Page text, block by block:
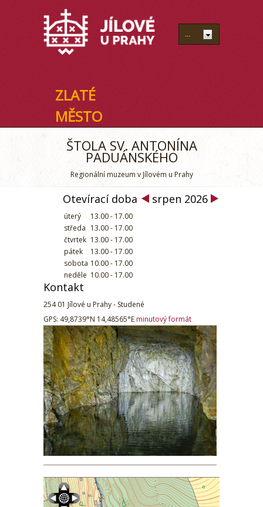
ZLATÉ
MĚSTO
ŠTOLA SV. ANTONÍNA
PADUÁNSKÉHO
Regionální muzeum v Jílovém u Prahy
Otevírací doba srpen 2026
úterý
13.00 - 17.00
středa 13.00 - 17.00
čtvrtek 13.00 - 17.00
pátek
13.00 - 17.00
sobota 10.00 - 17.00
neděle 10.00 - 17.00
Kontakt
254 01 Jílové u Prahy - Studené
GPS: 49,8739°N 14,48565°E minutový formát